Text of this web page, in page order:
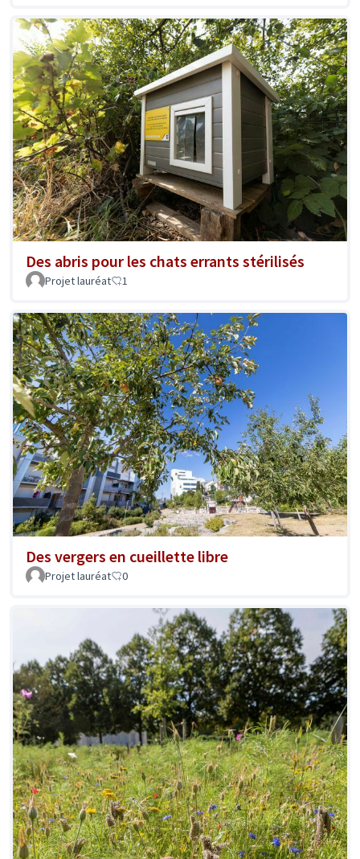
Des abris pour les chats errants stérilisés
Projet lauréat 1
Des vergers en cueillette libre
Projet lauréat 0